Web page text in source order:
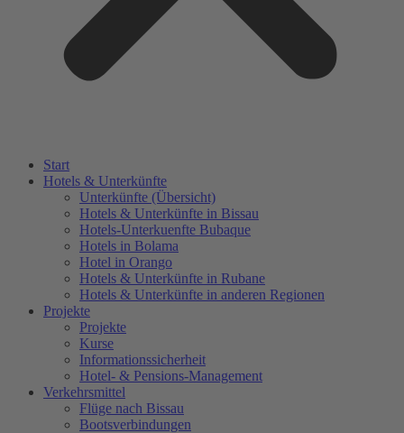
Start
Hotels & Unterkünfte
Unterkünfte (Übersicht)
Hotels & Unterkünfte in Bissau
Hotels-Unterkuenfte Bubaque
Hotels in Bolama
Hotel in Orango
Hotels & Unterkünfte in Rubane
Hotels & Unterkünfte in anderen Regionen
Projekte
Projekte
Kurse
Informationssicherheit
Hotel- & Pensions-Management
Verkehrsmittel
Flüge nach Bissau
Bootsverbindungen